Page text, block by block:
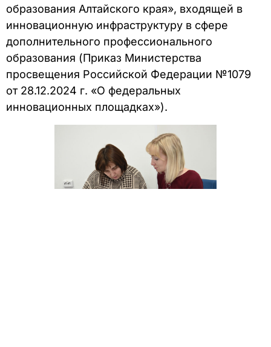
образования Алтайского края», входящей в
инновационную инфраструктуру в сфере
дополнительного профессионального
образования (Приказ Министерства
просвещения Российской Федерации №1079
от 28.12.2024 г. «О федеральных
инновационных площадках»).